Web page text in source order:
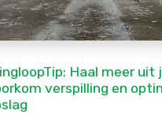
Haal meer uit
verspilling en